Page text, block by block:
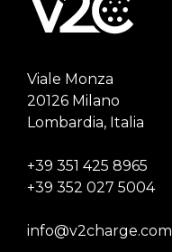
Viale Monza
20126 Milano
Lombardia, Italia
+39 351 425 8965
+39 352 027 5004
info@v2charge.com